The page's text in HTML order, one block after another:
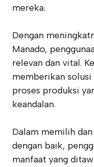
mereka.
Dengan
Manado,
relevan dan vital.
memberikan
proses produksi
keandalan.
Dalam memilih
dengan baik,
manfaat yang